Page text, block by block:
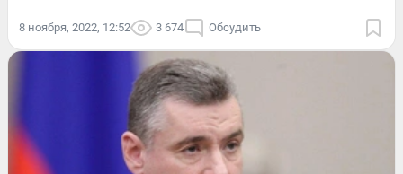
8 ноября, 2022, 12:52 3 674 Обсудить